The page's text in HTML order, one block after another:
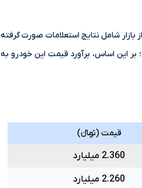
از بازار شامل نتایج استعلامات صورت گرفته
این اساس، برآورد قیمت این خودرو به
قیمت (تومانءءء)
2.360 میلیارد
2.260 میلیارد